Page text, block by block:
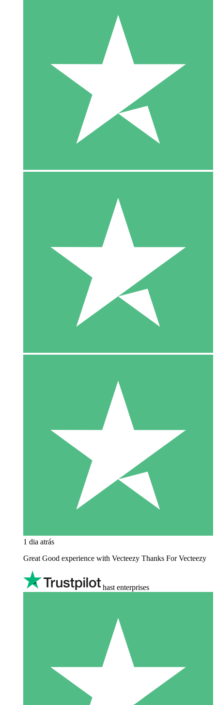
1 dia atrás
Great Good experience with Vecteezy Thanks For Vecteezy
hast enterprises